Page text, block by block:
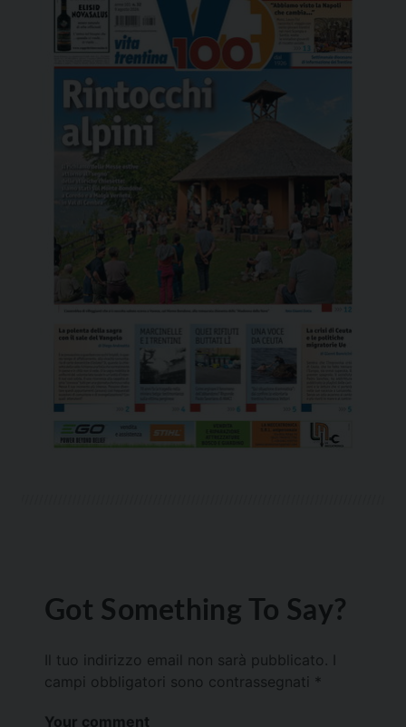
Got Something To Say?
Il tuo indirizzo email non sarà pubblicato.
campi obbligatori sono contrassegnati *
Your comment